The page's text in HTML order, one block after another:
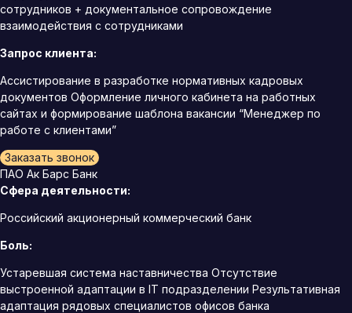
сотрудников + документальное сопровождение
взаимодействия с сотрудниками
Запрос клиента:
Ассистирование в разработке нормативных кадровых
документов Оформление личного кабинета на работных
сайтах и формирование шаблона вакансии “Менеджер по
работе с клиентами”
Заказать звонок
ПАО Ак Барс Банк
Сфера деятельности:
Российский акционерный коммерческий банк
Боль:
Устаревшая система наставничества Отсутствие
выстроенной адаптации в IT подразделении Результативная
адаптация рядовых специалистов офисов банка